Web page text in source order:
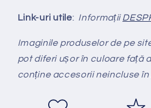
Link-uri utile: Informații
Imaginile produselor de pe
pot diferi ușor în culoare față
conține accesorii neincluse